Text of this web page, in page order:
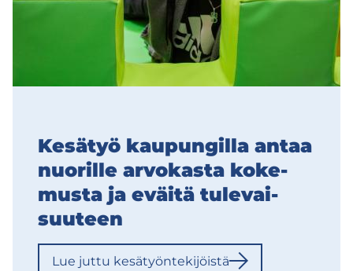
Ke­sä­työ kau­pun­gil­la antaa
nuo­ril­le ar­vo­kas­ta ko­ke­
mus­ta ja eväi­tä tu­le­vai­
suu­teen
Lue juttu ke­sä­työn­te­ki­jöis­tä